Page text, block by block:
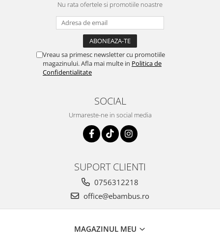
Nu rata ofertele si promotiile noastre
Vreau sa primesc newsletter cu promotiile
magazinului. Afla mai multe in Politica de
Confidentialitate
SOCIAL
Urmareste-ne in social media
SUPORT CLIENTI
0756312218
office@ebambus.ro
MAGAZINUL MEU